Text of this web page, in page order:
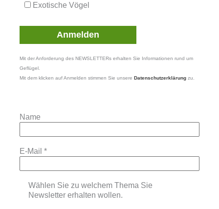
Exotische Vögel
Mit der Anforderung des NEWSLETTERs erhalten Sie Informationen rund um
Geflügel.
Mit dem klicken auf Anmelden stimmen Sie unsere Datenschutzerklärung zu.
Name
E-Mail *
Wählen Sie zu welchem Thema Sie
Newsletter erhalten wollen.